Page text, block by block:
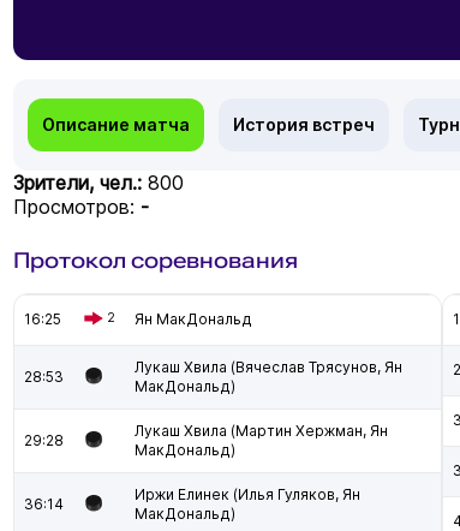
Описание матча История встреч
Зрители, чел.: 800
Просмотров: -
Протокол соревнования
16:25 2 Ян МакДональд
28:53
Лукаш Хвила (Вячеслав Трясунов, Ян
МакДональд)
29:28
Лукаш Хвила (Мартин Хержман, Ян
МакДональд)
36:14
Иржи Елинек (Илья Гуляков, Ян
МакДональд)